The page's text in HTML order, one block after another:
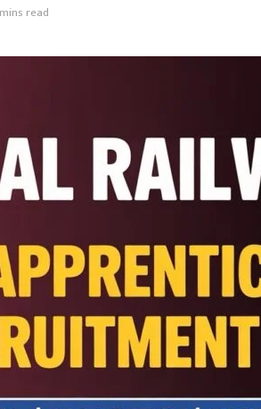
read